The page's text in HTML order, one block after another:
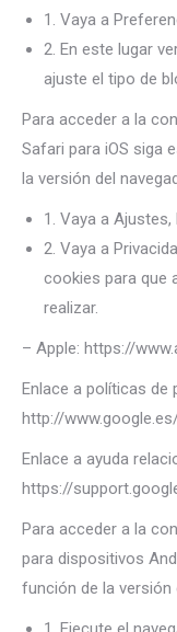
1. Vaya a
2. En este lugar
ajuste el tipo de
Para acceder a la
Safari para iOS siga
la versión del
1. Vaya a Ajustes,
2. Vaya a
cookies para que
realizar.
– Apple: https://
Enlace a políticas de
http://
Enlace a ayuda
https://
Para acceder a la
para dispositivos
función de la versión